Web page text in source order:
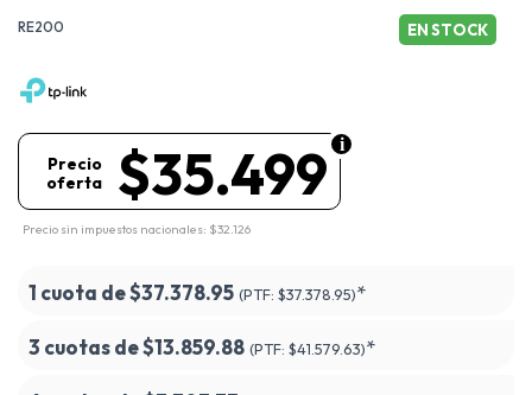
RE200 EN STOCK
$35.499
Precio
oferta
Precio sin impuestos nacionales: $32.126
1 cuota de$37.378.95 (PTF: $37.378.95)*
3 cuotas de$13.859.88 (PTF: $41.579.63)*